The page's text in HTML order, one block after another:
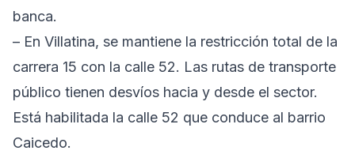
banca.
– En Villatina, se mantiene la restricción total de la
carrera 15 con la calle 52. Las rutas de transporte
público tienen desvíos hacia y desde el sector.
Está habilitada la calle 52 que conduce al barrio
Caicedo.